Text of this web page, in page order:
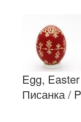
Egg, Easter
Писанка /